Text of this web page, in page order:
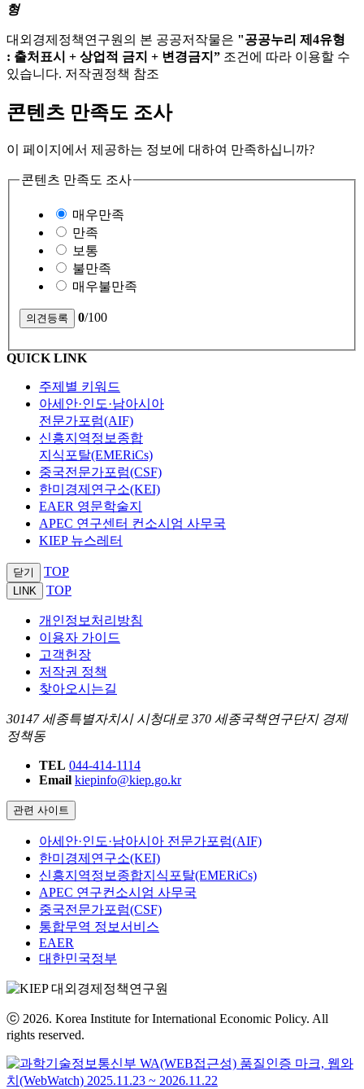
형
대외경제정책연구원의 본 공공저작물은 "공공누리 제4유형
: 출처표시 + 상업적 금지 + 변경금지” 조건에 따라 이용할 수
있습니다. 저작권정책 참조
콘텐츠 만족도 조사
이 페이지에서 제공하는 정보에 대하여 만족하십니까?
콘텐츠 만족도 조사
매우만족
만족
보통
불만족
매우불만족
0/100
QUICK LINK
주제별 키워드
아세안·인도·남아시아
전문가포럼(AIF)
신흥지역정보종합
지식포탈(EMERiCs)
중국전문가포럼(CSF)
한미경제연구소(KEI)
EAER 영문학술지
APEC 연구센터 컨소시엄 사무국
KIEP 뉴스레터
닫기 TOP
LINK TOP
개인정보처리방침
이용자 가이드
고객헌장
저작권 정책
찾아오시는길
30147 세종특별자치시 시청대로 370 세종국책연구단지 경제
정책동
TEL 044-414-1114
Email kiepinfo@kiep.go.kr
관련 사이트
아세안·인도·남아시아 전문가포럼(AIF)
한미경제연구소(KEI)
신흥지역정보종합지식포탈(EMERiCs)
APEC 연구컨소시엄 사무국
중국전문가포럼(CSF)
통합무역 정보서비스
EAER
대한민국정부
ⓒ 2026. Korea Institute for International Economic Policy. All
rights reserved.